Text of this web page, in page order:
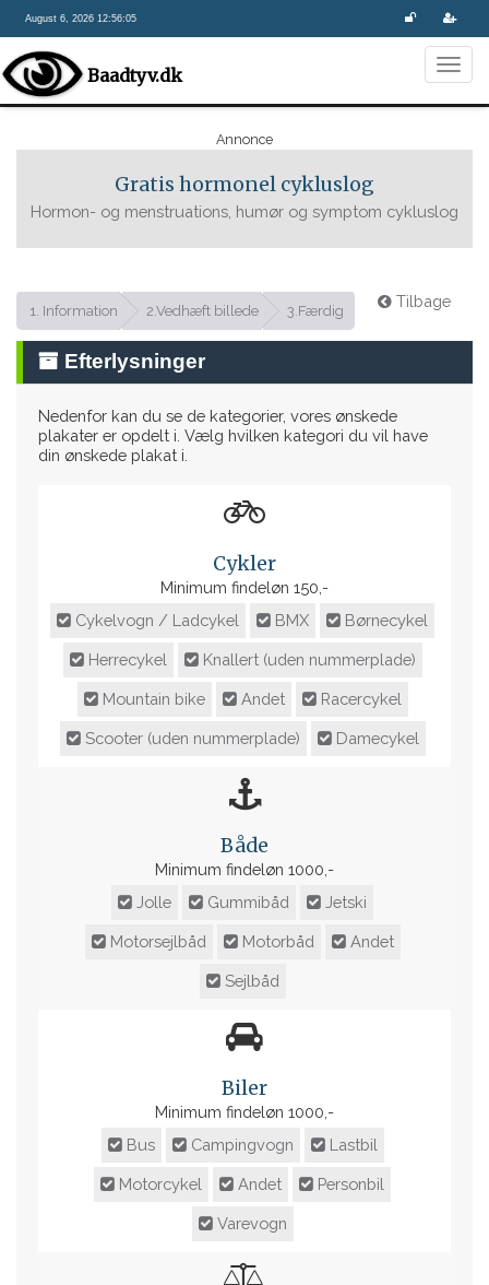
August 6, 2026 12:56:06
Baadtyv.dk
Annonce
Gratis hormonel cykluslog
Hormon- og menstruations, humør og symptom cykluslog
Tilbage
1. Information 2.Vedhæft billede 3.Færdig
Efterlysninger
Nedenfor kan du se de kategorier, vores ønskede
plakater er opdelt i. Vælg hvilken kategori du vil have
din ønskede plakat i.
Cykler
Minimum findeløn 150,-
Cykelvogn / Ladcykel
BMX Børnecykel
Herrecykel Knallert (uden nummerplade)
Mountain bike Andet Racercykel
Scooter (uden nummerplade) Damecykel
Både
Minimum findeløn 1000,-
Jolle
Gummibåd Jetski
Motorsejlbåd Motorbåd Andet
Sejlbåd
Biler
Minimum findeløn 1000,-
Bus
Campingvogn Lastbil
Motorcykel Andet Personbil
Varevogn